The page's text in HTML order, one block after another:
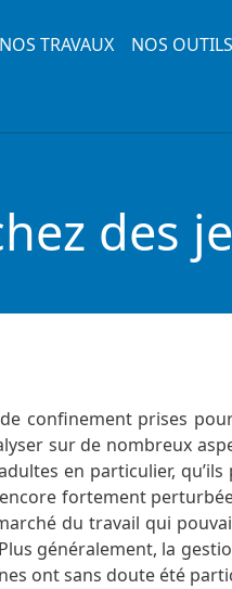
NOS TRAVAUX NOS OUTILS
des
confinement prises
sur de nombreux
en particulier,
fortement
du travail qui
généralement, la
ont sans doute été